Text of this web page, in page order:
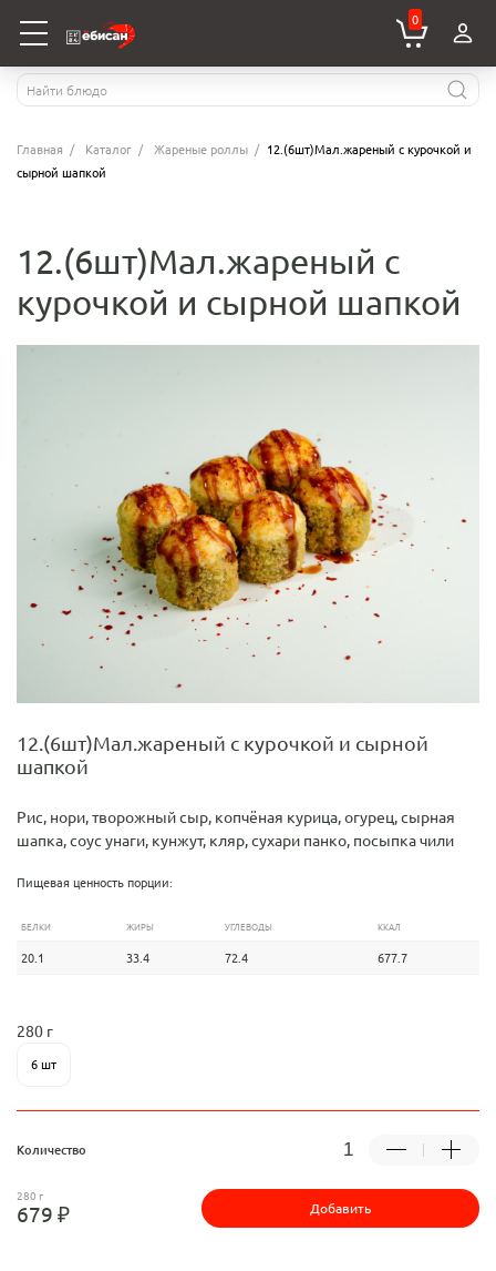
0
Главная Каталог Жареные роллы
12.(6шт)Мал.жареный с курочкой и
сырной шапкой
12.(6шт)Мал.жареный с
курочкой и сырной шапкой
12.(6шт)Мал.жареный с курочкой и сырной
шапкой
Рис, нори, творожный сыр, копчёная курица, огурец, сырная
шапка, соус унаги, кунжут, кляр, сухари панко, посыпка чили
Пищевая ценность порции:
БЕЛКИ ЖИРЫ УГЛЕВОДЫ ККАЛ
20.1 33.4 72.4 677.7
280 г
6 шт
Количество
280 г
679 ₽ Добавить